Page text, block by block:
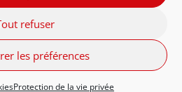
refuser
les préférences
Protection de la vie privée
NL - België English